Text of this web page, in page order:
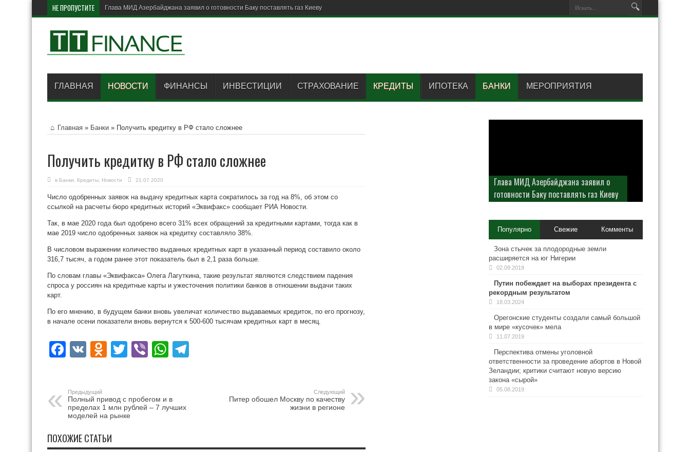
НЕ ПРОПУСТИТЕ Британи
ГЛАВНАЯ НОВОСТИ ФИНАНСЫ ИНВЕСТИЦИИ СТРАХОВАНИЕ КРЕДИТЫ ИПОТЕКА БАНКИ МЕРОПРИЯТИЯ
Главная » Банки » Получить кредитку в РФ стало сложнее
Получить кредитку в РФ стало сложнее
в Банки Кредиты Новости 21.07.2020
Число одобренных заявок на выдачу кредитных карта сократилось за год на 8%, об этом со
ссылкой на расчеты бюро кредитных историй «Эквифакс» сообщает РИА Новости.
Так, в мае 2020 года был одобрено всего 31% всех обращений за кредитными картами, тогда как в
мае 2019 число одобренных заявок на кредитку составляло 38%.
В числовом выражении количество выданных кредитных карт в указанный период составило около
316,7 тысяч, а годом ранее этот показатель был в 2,1 раза больше.
По словам главы «Эквифакса» Олега Лагуткина, такие результат являются следствием падения
спроса у россиян на кредитные карты и ужесточения политики банков в отношении выдачи таких
карт.
По его мнению, в будущем банки вновь увеличат количество выдаваемых кредиток, по его прогнозу,
в начале осени показатели вновь вернутся к 500-600 тысячам кредитных карт в месяц.
Facebook
VK Odnoklassniki
Twitter
ViberWhatsApp
Предыдущий
Полный привод с пробегом и в
пределах 1 млн рублей – 7 лучших
моделей на рынке
Следующий
Питер обошел Москву по качеству
жизни в регионе
ПОХОЖИЕ СТАТЬИ
Глава МИД Азербайджана заявил о
готовности Баку поставлять газ Киеву
Популярно Свежие Комменты
Зона стычек за плодородные земли
расширяется на юг Нигерии
02.09.2019
Путин побеждает на выборах президента с
рекордным результатом
18.03.2024
Орегонские студенты создали самый большой
в мире «кусочек» мела
11.07.2019
Перспектива отмены уголовной
ответственности за проведение абортов в Новой
Зеландии; критики считают новую версию
закона «сырой»
05.08.2019